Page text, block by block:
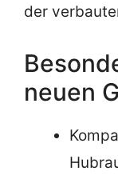
der
neuen